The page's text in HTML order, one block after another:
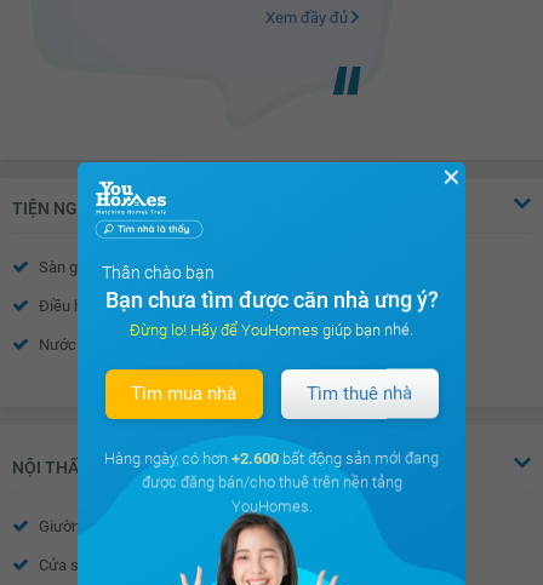
Xem đầy đủ
TIỆN NGHI
Sàn gỗ
Điều hòa Thiết bị báo cháy
Nước nóng Trần thạch cao
Tường sơn bả Cửa sổ an toàn
Cửa khung nhôm kính Chuông điện
Cửa gỗ công nghiệp Rèm gỗ
Xem thêm
NỘI THẤT
Giường Tủ đầu giường
Cửa sổ Tủ quần áo
✕
Thân chào bạn
Bạn chưa tìm được căn nhà ưng ý?
Đừng lo! Hãy để YouHomes giúp bạn nhé.
Tìm mua nhà Tìm thuê nhà
Hàng ngày, có hơn +2.600 bất động sản mới đang
được đăng bán/cho thuê trên nền tảng
YouHomes.